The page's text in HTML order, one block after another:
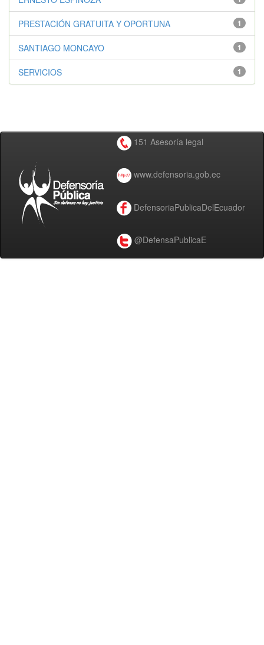
1
PRESTACIÓN GRATUITA Y OPORTUNA
1
SANTIAGO MONCAYO
1
SERVICIOS
151 Asesoría legal
www.defensoria.gob.ec
DefensoriaPublicaDelEcuador
@DefensaPublicaE